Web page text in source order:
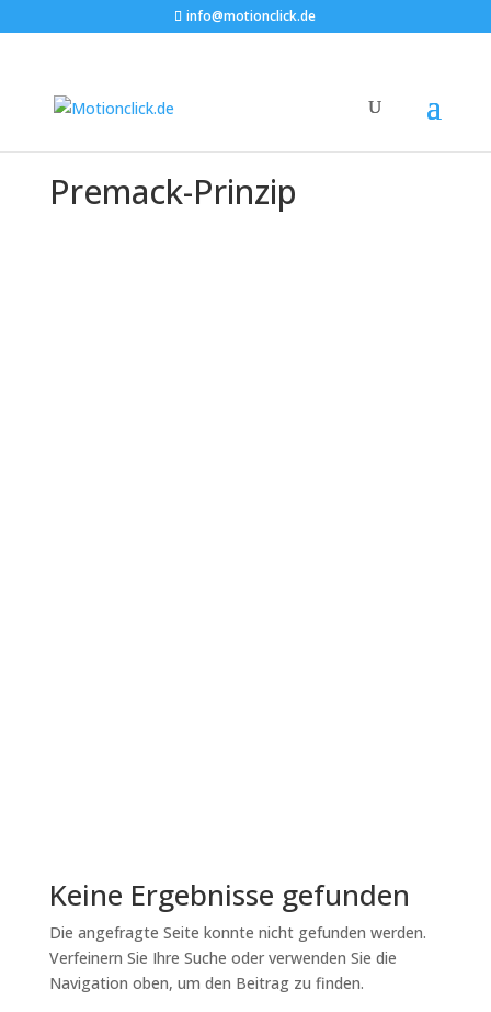
info@motionclick.de
Premack-Prinzip
Keine Ergebnisse gefunden
Die angefragte Seite konnte nicht gefunden werden.
Verfeinern Sie Ihre Suche oder verwenden Sie die
Navigation oben, um den Beitrag zu finden.